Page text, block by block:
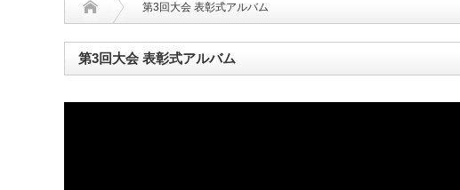
第3回大会 表彰式アルバム
第3回大会 表彰式アルバム